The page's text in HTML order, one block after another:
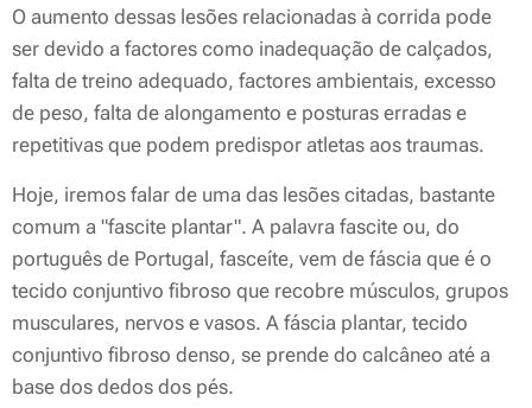
O aumento dessas lesões relacionadas à corrida pode
ser devido a factores como inadequação de calçados,
falta de treino adequado, factores ambientais, excesso
de peso, falta de alongamento e posturas erradas e
repetitivas que podem predispor atletas aos traumas.
Hoje, iremos falar de uma das lesões citadas, bastante
comum a "fascite plantar". A palavra fascite ou, do
português de Portugal, fasceíte, vem de fáscia que é o
tecido conjuntivo fibroso que recobre músculos, grupos
musculares, nervos e vasos. A fáscia plantar, tecido
conjuntivo fibroso denso, se prende do calcâneo até a
base dos dedos dos pés.